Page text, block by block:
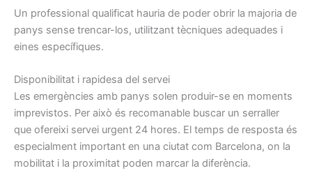
Un professional qualificat hauria de poder obrir la majoria de
panys sense trencar-los, utilitzant tècniques adequades i
eines específiques.
Disponibilitat i rapidesa del servei
Les emergències amb panys solen produir-se en moments
imprevistos. Per això és recomanable buscar un serraller
que ofereixi servei urgent 24 hores. El temps de resposta és
especialment important en una ciutat com Barcelona, on la
mobilitat i la proximitat poden marcar la diferència.